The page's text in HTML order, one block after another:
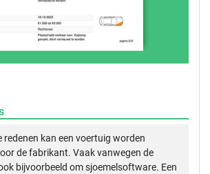
redenen kan een voertuig worden
de fabrikant. Vaak vanwegen de
bijvoorbeeld om sjoemelsoftware. Een